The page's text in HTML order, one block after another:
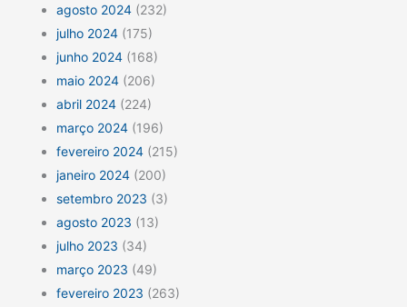
agosto 2024 (232)
julho 2024 (175)
junho 2024 (168)
maio 2024 (206)
abril 2024 (224)
março 2024 (196)
fevereiro 2024 (215)
janeiro 2024 (200)
setembro 2023 (3)
agosto 2023 (13)
julho 2023 (34)
março 2023 (49)
fevereiro 2023 (263)